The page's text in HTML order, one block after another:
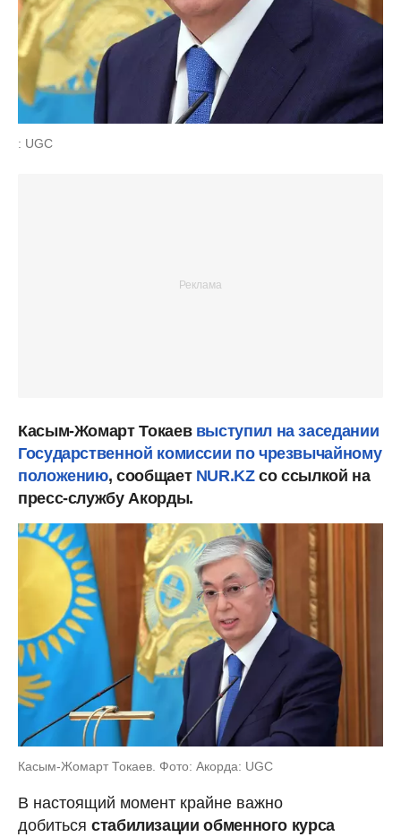
: UGC
Касым-Жомарт Токаев выступил на заседании
Государственной комиссии по чрезвычайному
положению, сообщает NUR.KZсо ссылкой на
пресс-службу Акорды.
Касым-Жомарт Токаев. Фото: Акорда: UGC
В настоящий момент крайне важно
добиться стабилизации обменного курса